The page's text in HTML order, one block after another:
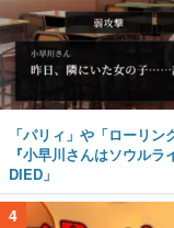
「パリィ」や「ローリ
『小早川さんはソウル
DIED」
4